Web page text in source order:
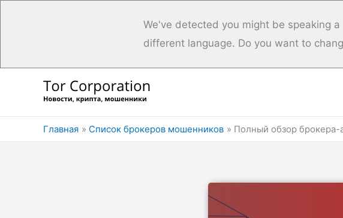
We've detected you might be speaking a
different language. Do you want to
Главная Список брокеров мошенников Полный обзор брокера-